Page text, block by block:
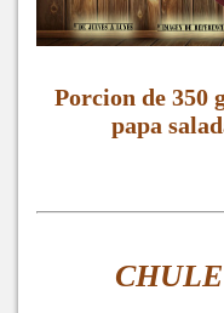
Porcion de 350
papa